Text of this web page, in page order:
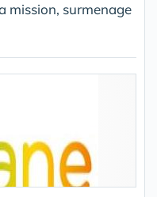
mission, surmenage